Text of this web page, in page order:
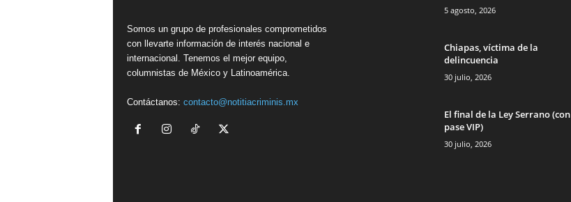
Somos un grupo de profesionales comprometidos
con llevarte información de interés nacional e
internacional. Tenemos el mejor equipo,
columnistas de México y Latinoamérica.
Contáctanos: contacto@notitiacriminis.mx
5 agosto, 2026
Chiapas, víctima de la
delincuencia
30 julio, 2026
El final de la Ley Serrano (con
pase VIP)
30 julio, 2026